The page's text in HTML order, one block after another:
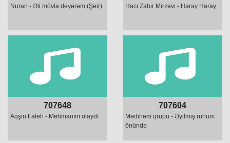
Nuran - Əli mövla deyərəm (Şeir) Hacı Zahir Mirzəvi - Haray Haray
707648
Aqşin Fateh - Mehmanım olaydı
707604
Mədinəm qrupu - Əyilmiş ruhum
önündə